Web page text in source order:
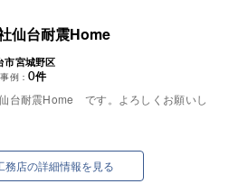
仙台耐震Home
市宮城野区
例： 0件
台耐震Home です。よろしくお願いし
務店の詳細情報を見る